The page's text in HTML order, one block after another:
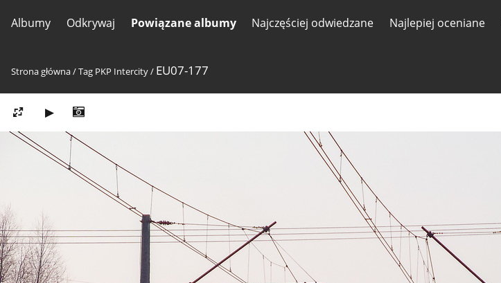
Albumy Odkrywaj Powiązane albumy Najczęściej odwiedzane Najlepiej oceniane
Strona główna/Tag PKP Intercity/ EU07-177